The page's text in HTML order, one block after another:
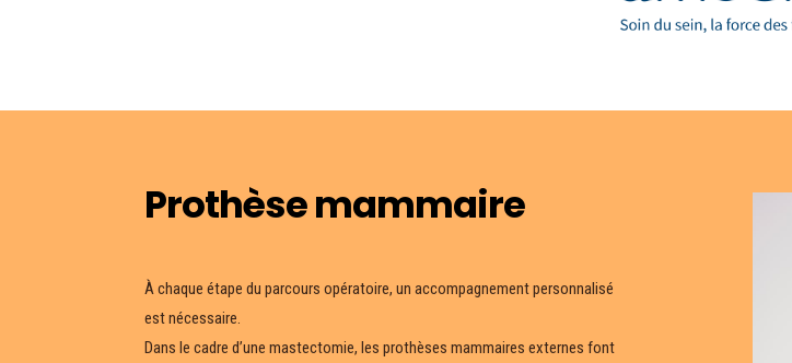
Prothèse mammaire
À chaque étape du parcours opératoire, un accompagnement personnalisé
est nécessaire.
Dans le cadre d’une mastectomie, les prothèses mammaires externes font